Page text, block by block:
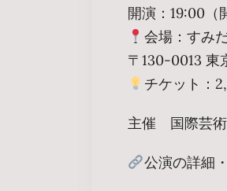
開演：19:00（
会場：すみ
〒130-0013 東
チケット：
主催 国際芸
公演の詳細